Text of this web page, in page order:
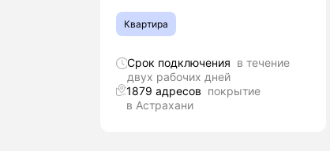
Квартира
Срок подключения в течение
двух рабочих дней
1879 адресов покрытие
в Астрахани